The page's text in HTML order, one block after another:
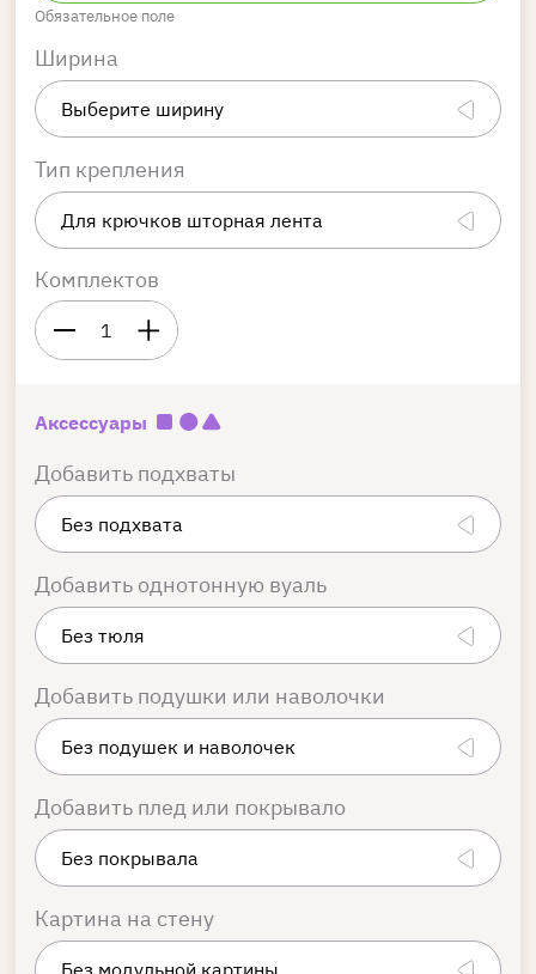
Обязательное поле
Ширина
Тип крепления
Комплектов
1
Аксессуары
Добавить подхваты
Добавить однотонную вуаль
Добавить подушки или наволочки
Добавить плед или покрывало
Картина на стену